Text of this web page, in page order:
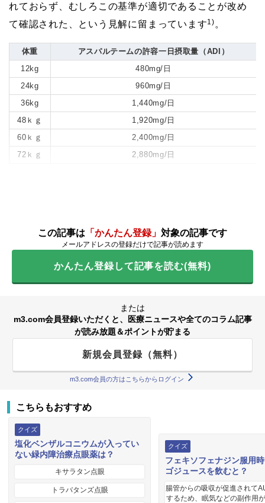
れておらず、むしろこの基準が適切であることが改め
て確認された、という見解に留まっています1) 。
体重
アスパルテームの許容一日摂取量（ADI）
12kg
480mg/日
24kg
960mg/日
36kg
1,440mg/日
48ｋｇ
1,920mg/日
60ｋｇ
2,400mg/日
72ｋｇ
2,880mg/日
この記事は 「かんたん登録」 対象の記事です
メールアドレスの登録だけで記事が読めます
かんたん登録して記事を読む(無料)
または
m3.com会員登録いただくと、医療ニュースや全てのコラム記事
が読み放題＆ポイントが貯まる
新規会員登録（無料）
m3.com会員の方はこちらからログイン
こちらもおすすめ
クイズ
塩化ベンザルコニウムが入ってい
ない緑内障治療点眼薬は？
キサラタン点眼
トラバタンズ点眼
クイズ
フェキソフェナジン服用
ゴジュースを飲むと？
腸管からの吸収が促進されて
するため、眠気などの副作用